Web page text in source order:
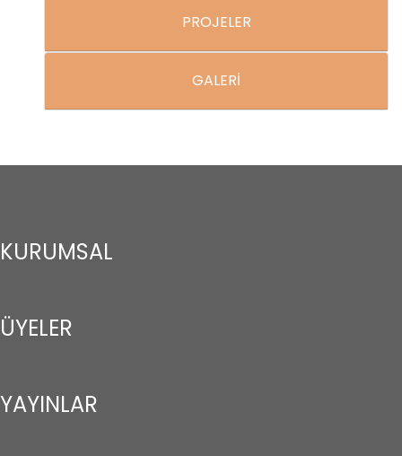
PROJELER
GALERİ
KURUMSAL
ÜYELER
YAYINLAR